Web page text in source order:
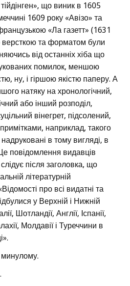
що виник в 1605
1609 року «Авізо» та
«Ла газетт» (1631
версткою та форматом були
від останніх хіба що
помилок, меншою
ну, і гіршою якістю паперу. А
натяку на хронологічний,
або інший розподіл,
вінегрет, підсолений,
наприклад, такого
надруковані в тому вигляді, в
повідомлення видавців
після заголовка, що
літературній
про всі видатні та
у Верхній і Нижній
Шотландії, Англії, Іспанії,
Молдавії і Туреччини в
минулому.